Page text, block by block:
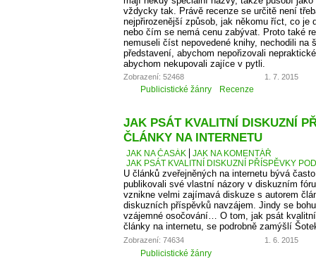
vždycky tak. Právě recenze se určitě není
nejpřirozenější způsob, jak někomu říct, co je
nebo čím se nemá cenu zabývat. Proto také
nemuseli číst nepovedené knihy, nechodili na
představení, abychom nepořizovali
abychom nekupovali zajíce v pytli.
Zobrazení: 52468 1. 7. 2015
Publicistické žánry Recenze
JAK PSÁT KVALITNÍ DISKUZNÍ
ČLÁNKY NA INTERNETU
JAK NA ČASÁK
JAK NA KOMENTÁŘ
JAK PSÁT KVALITNÍ DISKUZNÍ PŘÍSPĚVKY
U článků zveřejněných na internetu bývá
publikovali své vlastní názory v diskuzním
vznikne velmi zajímavá diskuze s autorem
diskuzních příspěvků navzájem. Jindy se
vzájemné osočování… O tom, jak psát
články na internetu, se podrobně zamýšlí
Zobrazení: 74634 1. 6. 2015
Publicistické žánry